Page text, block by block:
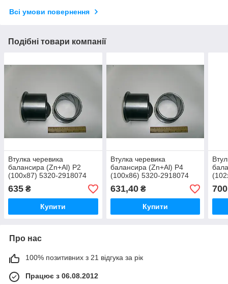
Всі умови повернення
Подібні товари компанії
Втулка черевика
балансира (Zn+Al) Р2
(100х87) 5320-2918074
635 ₴
Купити
Втулка черевика
балансира (Zn+Al) Р4
(100х86) 5320-2918074
631,40₴
Купити
700
Про нас
100% позитивних з 21 відгука за рік
Працює з 06.08.2012